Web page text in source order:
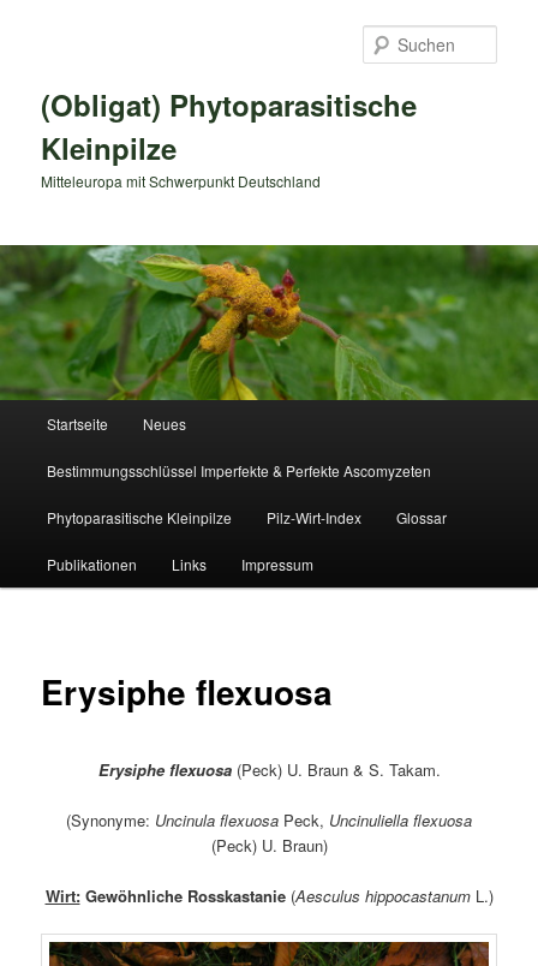
(Obligat) Phytoparasitische
Kleinpilze
Mitteleuropa mit Schwerpunkt Deutschland
Startseite Neues
Bestimmungsschlüssel Imperfekte & Perfekte Ascomyzeten
Phytoparasitische Kleinpilze Pilz-Wirt-Index Glossar
Publikationen Links Impressum
Erysiphe flexuosa
Erysiphe flexuosa(Peck) U. Braun & S. Takam.
(Synonyme: Uncinula flexuosa Peck, Uncinuliella flexuosa
(Peck) U. Braun)
Wirt:Gewöhnliche Rosskastanie(Aesculus hippocastanumL.)